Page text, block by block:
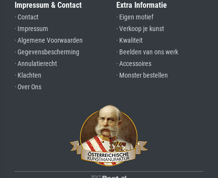
Impressum & Contact
· Contact
· Impressum
· Algemene Voorwaarden
· Gegevensbescherming
· Annulatierecht
· Klachten
· Over Ons
Extra Informatie
· Eigen motief
· Verkoop je kunst
· Kwaliteit
· Beelden van ons werk
· Accessoires
· Monster bestellen